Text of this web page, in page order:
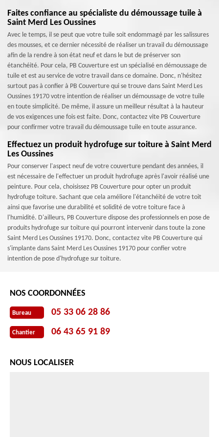
Faites confiance au spécialiste du démoussage tuile à
Saint Merd Les Oussines
Avec le temps, il se peut que votre tuile soit endommagé par les salissures
des mousses, et ce dernier nécessité de réaliser un travail du démoussage
afin de la rendre à son état neuf et dans le but de préserver son
étanchéité. Pour cela, PB Couverture est un spécialisé en démoussage de
tuile et est au service de votre travail dans ce domaine. Donc, n'hésitez
surtout pas à confier à PB Couverture qui se trouve dans Saint Merd Les
Oussines 19170 votre intention de réaliser un démoussage de votre tuile
en toute simplicité. De même, il assure un meilleur résultat à la hauteur
de vos exigences une fois est faite. Donc, contactez vite PB Couverture
pour confirmer votre travail du démoussage tuile en toute assurance.
Effectuez un produit hydrofuge sur toiture à Saint Merd
Les Oussines
Pour conserver l'aspect neuf de votre couverture pendant des années, il
est nécessaire de l'effectuer un produit hydrofuge après l'avoir réalisé une
peinture. Pour cela, choisissez PB Couverture pour opter un produit
hydrofuge toiture. Sachant que cela améliore l'étanchéité de votre toit
ainsi que favorise une durabilité et solidité de votre toiture face à
l'humidité. D'ailleurs, PB Couverture dispose des professionnels en pose de
produits hydrofuge sur toiture qui pourront intervenir dans toute la zone
Saint Merd Les Oussines 19170. Donc, contactez vite PB Couverture qui
s'implante dans Saint Merd Les Oussines 19170 pour confier votre
intention de pose d'hydrofuge sur toiture.
NOS COORDONNÉES
Bureau 05 33 06 28 86
Chantier 06 43 65 91 89
NOUS LOCALISER